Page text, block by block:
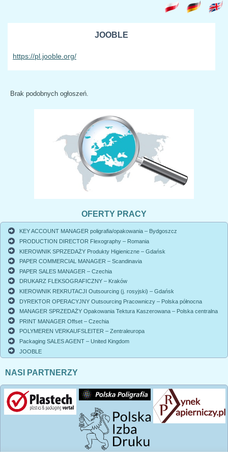
JOOBLE
https://pl.jooble.org/
Brak podobnych ogłoszeń.
OFERTY PRACY
KEY ACCOUNT MANAGER poligrafia/opakowania – Bydgoszcz
PRODUCTION DIRECTOR Flexography – Romania
KIEROWNIK SPRZEDAŻY Produkty Higieniczne – Gdańsk
PAPER COMMERCIAL MANAGER – Scandinavia
PAPER SALES MANAGER – Czechia
DRUKARZ FLEKSOGRAFICZNY – Kraków
KIEROWNIK REKRUTACJI Outsourcing (j. rosyjski) – Gdańsk
DYREKTOR OPERACYJNY Outsourcing Pracowniczy – Polska północna
MANAGER SPRZEDAŻY Opakowania Tektura Kaszerowana – Polska centralna
PRINT MANAGER Offset – Czechia
POLYMEREN VERKAUFSLEITER – Zentraleuropa
Packaging SALES AGENT – United Kingdom
JOOBLE
NASI PARTNERZY